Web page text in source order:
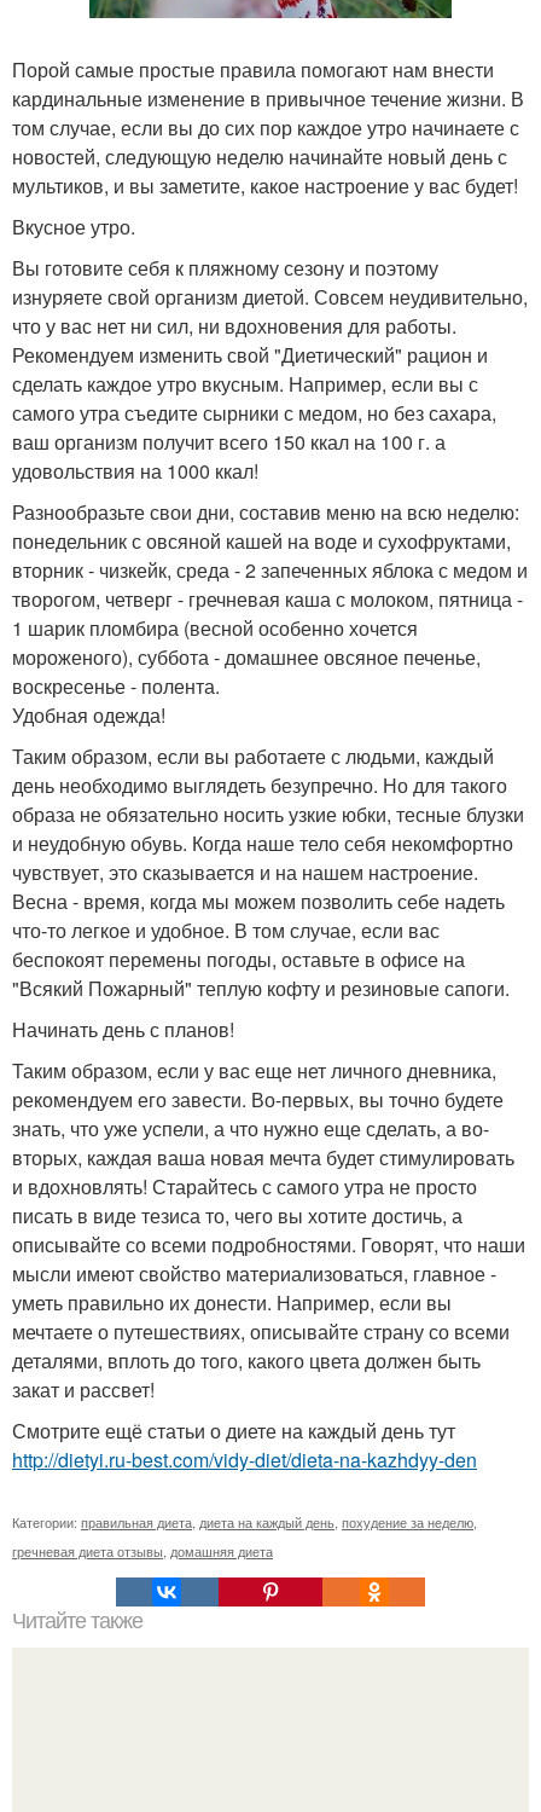
Порой самые простые правила помогают нам внести
кардинальные изменение в привычное течение жизни. В
том случае, если вы до сих пор каждое утро начинаете с
новостей, следующую неделю начинайте новый день с
мультиков, и вы заметите, какое настроение у вас будет!
Вкусное утро.
Вы готовите себя к пляжному сезону и поэтому
изнуряете свой организм диетой. Совсем неудивительно,
что у вас нет ни сил, ни вдохновения для работы.
Рекомендуем изменить свой "Диетический" рацион и
сделать каждое утро вкусным. Например, если вы с
самого утра съедите сырники с медом, но без сахара,
ваш организм получит всего 150 ккал на 100 г. а
удовольствия на 1000 ккал!
Разнообразьте свои дни, составив меню на всю неделю:
понедельник с овсяной кашей на воде и сухофруктами,
вторник - чизкейк, среда - 2 запеченных яблока с медом и
творогом, четверг - гречневая каша с молоком, пятница -
1 шарик пломбира (весной особенно хочется
мороженого), суббота - домашнее овсяное печенье,
воскресенье - полента.
Удобная одежда!
Таким образом, если вы работаете с людьми, каждый
день необходимо выглядеть безупречно. Но для такого
образа не обязательно носить узкие юбки, тесные блузки
и неудобную обувь. Когда наше тело себя некомфортно
чувствует, это сказывается и на нашем настроение.
Весна - время, когда мы можем позволить себе надеть
что-то легкое и удобное. В том случае, если вас
беспокоят перемены погоды, оставьте в офисе на
"Всякий Пожарный" теплую кофту и резиновые сапоги.
Начинать день с планов!
Таким образом, если у вас еще нет личного дневника,
рекомендуем его завести. Во-первых, вы точно будете
знать, что уже успели, а что нужно еще сделать, а во-
вторых, каждая ваша новая мечта будет стимулировать
и вдохновлять! Старайтесь с самого утра не просто
писать в виде тезиса то, чего вы хотите достичь, а
описывайте со всеми подробностями. Говорят, что наши
мысли имеют свойство материализоваться, главное -
уметь правильно их донести. Например, если вы
мечтаете о путешествиях, описывайте страну со всеми
деталями, вплоть до того, какого цвета должен быть
закат и рассвет!
Смотрите ещё статьи о диете на каждый день тут
http://dietyi.ru-best.com/vidy-diet/dieta-na-kazhdyy-den
Категории: правильная диета диета на каждый день похудение за неделю
гречневая диета отзывы домашняя диета
Читайте также